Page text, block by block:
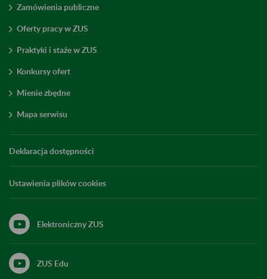
Zamówienia publiczne
Oferty pracy w ZUS
Praktyki i staże w ZUS
Konkursy ofert
Mienie zbędne
Mapa serwisu
Deklaracja dostępności
Ustawienia plików cookies
Elektroniczny ZUS
ZUS Edu